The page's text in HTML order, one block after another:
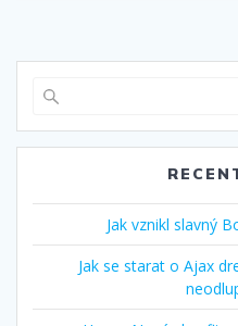
Jak vznikl slavný
Jak se starat o Ajax